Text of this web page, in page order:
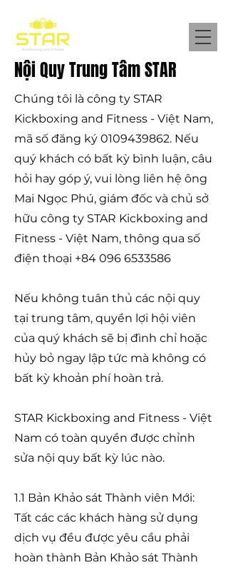
Nội Quy Trung Tâm STAR
Chúng tôi là công ty STAR
Kickboxing and Fitness - Việt Nam,
mã số đăng ký 0109439862. Nếu
quý khách có bất kỳ bình luận, câu
hỏi hay góp ý, vui lòng liên hệ ông
Mai Ngọc Phú, giám đốc và chủ sở
hữu công ty STAR Kickboxing and
Fitness - Việt Nam, thông qua số
điện thoại +84 096 6533586
Nếu không tuân thủ các nội quy
tại trung tâm, quyền lợi hội viên
của quý khách sẽ bị đình chỉ hoặc
hủy bỏ ngay lập tức mà không có
bất kỳ khoản phí hoàn trả.
STAR Kickboxing and Fitness - Việt
Nam có toàn quyền được chỉnh
sửa nội quy bất kỳ lúc nào.
1.1 Bản Khảo sát Thành viên Mới:
Tất các các khách hàng sử dụng
dịch vụ đều được yêu cầu phải
hoàn thành Bản Khảo sát Thành